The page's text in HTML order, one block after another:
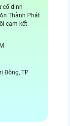
cố định
Thành Phát
cam kết
Đông, TP